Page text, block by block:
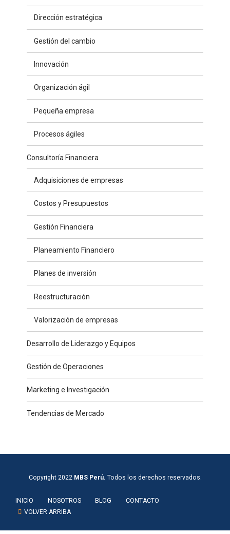
Dirección estratégica
Gestión del cambio
Innovación
Organización ágil
Pequeña empresa
Procesos ágiles
Consultoría Financiera
Adquisiciones de empresas
Costos y Presupuestos
Gestión Financiera
Planeamiento Financiero
Planes de inversión
Reestructuración
Valorización de empresas
Desarrollo de Liderazgo y Equipos
Gestión de Operaciones
Marketing e Investigación
Tendencias de Mercado
Copyright 2022 MBS Perú. Todos los derechos reservados.
INICIO NOSOTROS BLOG
CONTACTO
VOLVER ARRIBA